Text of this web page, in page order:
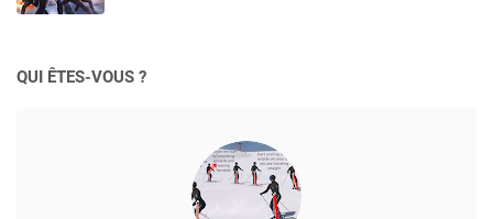
QUI ÊTES-VOUS ?